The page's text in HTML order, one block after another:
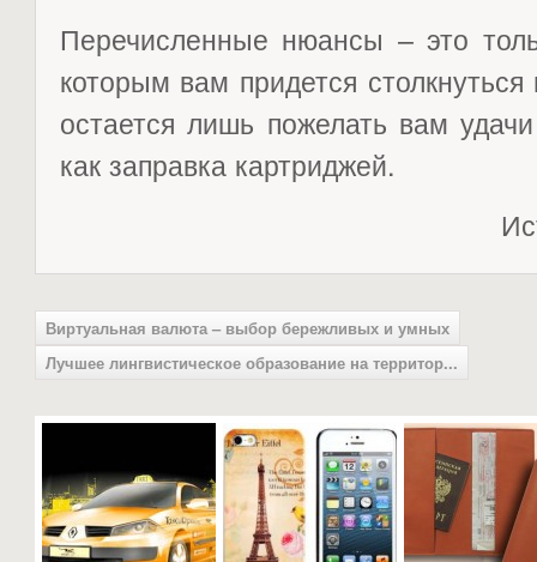
Перечисленные нюансы – это
которым вам придется
остается лишь пожелать вам
как заправка картриджей.
Виртуальная валюта – выбор бережливых и умных
Лучшее лингвистическое образование на территор...